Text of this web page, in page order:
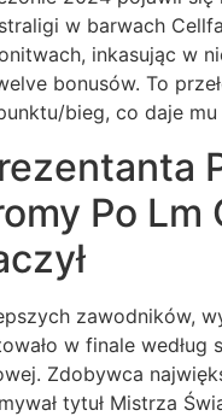
w barwach
inkasując w
bonusów. To
bieg, co daje
Po Lm
zawodników,
w finale według
Zdobywca
tytuł Mistrza